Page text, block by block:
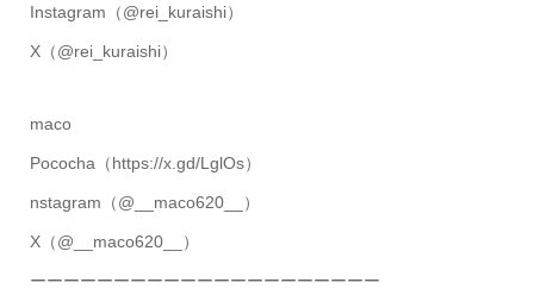
Instagram（@rei_kuraishi）
X（@rei_kuraishi）
maco
Pococha（https://x.gd/LglOs）
nstagram（@__maco620__）
X（@__maco620__）
ーーーーーーーーーーーーーーーーーーーーー